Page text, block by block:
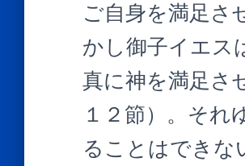
ご自身を満足さ
かし御子イエス
真に神を満足さ
１２節）。それ
ることはでき